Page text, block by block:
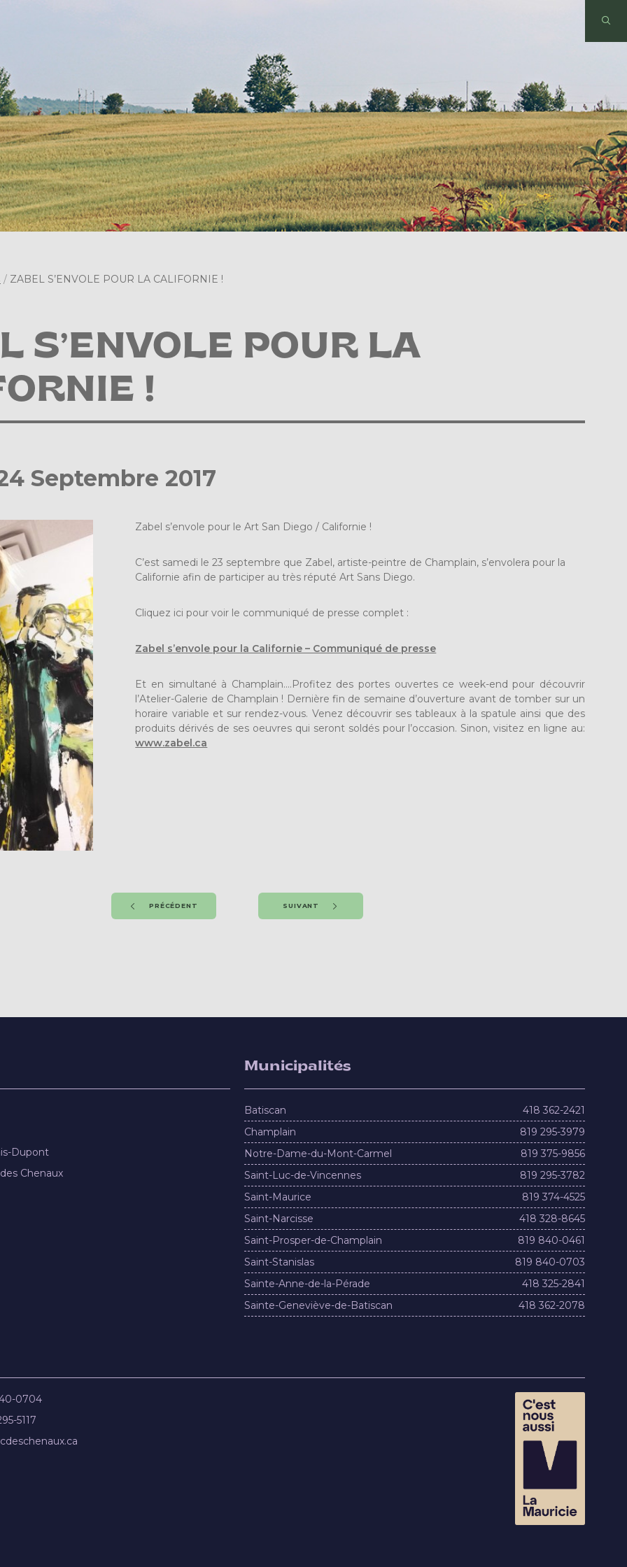
/ ZABEL S’ENVOLE POUR LA CALIFORNIE !
S’ENVOLE POUR LA
!
Septembre 2017
Zabel s’envole pour le Art San Diego / Californie !
C’est samedi le 23 septembre que Zabel, artiste-peintre de Champlain, s’envolera pour la
Californie afin de participer au très réputé Art Sans Diego.
Cliquez ici pour voir le communiqué de presse complet :
Zabel s’envole pour la Californie – Communiqué de presse
Et en simultané à Champlain….Profitez des portes ouvertes ce week-end pour découvrir
l’Atelier-Galerie de Champlain ! Dernière fin de semaine d’ouverture avant de tomber sur un
horaire variable et sur rendez-vous. Venez découvrir ses tableaux à la spatule ainsi que des
produits dérivés de ses oeuvres qui seront soldés pour l’occasion. Sinon, visitez en ligne au:
www.zabel.ca
PRÉCÉDENT SUIVANT
Dupont
Chenaux
Municipalités
Batiscan
418 362-2421
Champlain
819 295-3979
Notre-Dame-du-Mont-Carmel
819 375-9856
Saint-Luc-de-Vincennes
819 295-3782
Saint-Maurice
819 374-4525
Saint-Narcisse
418 328-8645
Saint-Prosper-de-Champlain
819 840-0461
Saint-Stanislas
819 840-0703
Sainte-Anne-de-la-Pérade
418 325-2841
Sainte-Geneviève-de-Batiscan
418 362-2078
0704
5117